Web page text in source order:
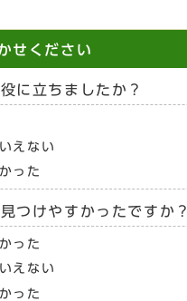
せください
に立ちましたか？
えない
った
つけやすかったですか？
った
えない
った